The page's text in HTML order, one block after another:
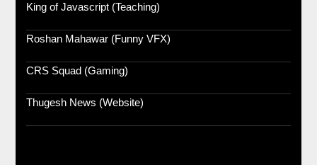
King of Javascript (Teaching)
Roshan Mahawar (Funny VFX)
CRS Squad (Gaming)
Thugesh News (Website)